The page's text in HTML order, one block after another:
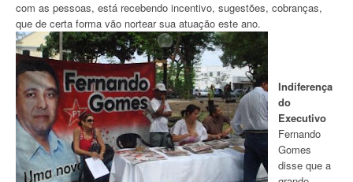
com as pessoas, está recebendo incentivo, sugestões, cobranças,
que de certa forma vão nortear sua atuação este ano.
Indiferença
do
Executivo
Fernando
Gomes
disse que a